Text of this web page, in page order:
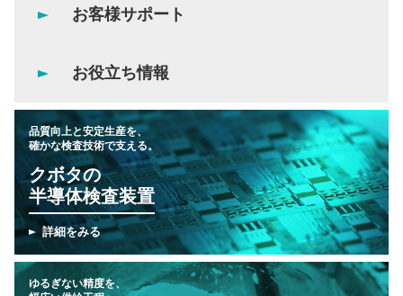
お客様サポート
お役立ち情報
品質向上と安定生産を、
確かな検査技術で支える。
クボタの
半導体検査装置
詳細をみる
ゆるぎない精度を、